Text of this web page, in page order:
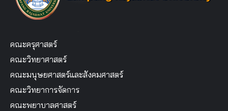
คณะครุศาสตร์
คณะวิทยาศาสตร์
คณะมนุษยศาสตร์และสังคมศาสตร์
คณะวิทยาการจัดการ
คณะพยาบาลศาสตร์